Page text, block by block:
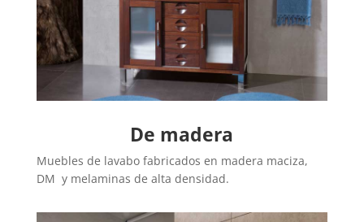
De madera
Muebles de lavabo fabricados en madera maciza,
DM y melaminas de alta densidad.